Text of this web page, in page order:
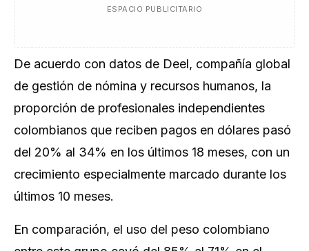
ESPACIO PUBLICITARIO
De acuerdo con datos de Deel, compañía global
de gestión de nómina y recursos humanos, la
proporción de profesionales independientes
colombianos que reciben pagos en dólares pasó
del 20% al 34% en los últimos 18 meses, con un
crecimiento especialmente marcado durante los
últimos 10 meses.
En comparación, el uso del peso colombiano